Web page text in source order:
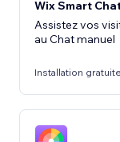
Wix Smart
Assistez vos
au Chat manuel
Installation gratuite